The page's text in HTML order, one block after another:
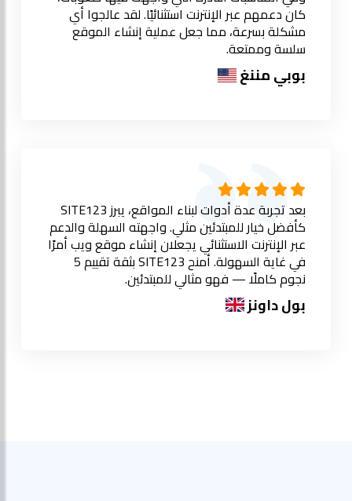
كان دعمهم عبر الإنترنت استثنائيًا. لقد عالجوا أي
مشكلة بسرعة، مما جعل عملية إنشاء الموقع
سلسة وممتعة.
بوبي مننغ
بعد تجربة عدة أدوات لبناء المواقع، يبرز SITE123
كأفضل خيار للمبتدئين مثلي. واجهته السهلة والدعم
عبر الإنترنت الاستثنائي يجعلان إنشاء موقع ويب أمرًا
في غاية السهولة. أمنح SITE123 بثقة تقييم 5
نجوم كاملًا — فهو مثالي للمبتدئين.
بول داونز